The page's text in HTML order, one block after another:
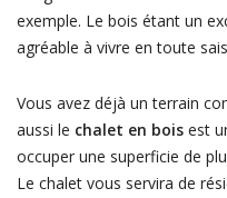
exemple. Le bois étant un
agréable à vivre en toute
Vous avez déjà un terrain
aussi le chalet en boisest
occuper une superficie de
Le chalet vous servira de